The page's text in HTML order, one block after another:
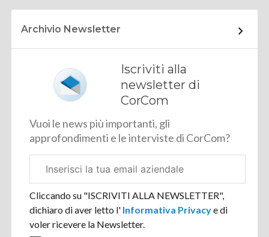
Archivio Newsletter
Iscriviti alla
newsletter di
CorCom
Vuoi le news più importanti, gli
approfondimenti e le interviste di CorCom?
aziendale
Cliccando su "ISCRIVITI ALLA NEWSLETTER",
dichiaro di aver letto l' Informativa Privacye di
voler ricevere la Newsletter.